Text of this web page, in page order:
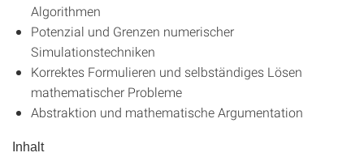
Algorithmen
Potenzial und Grenzen numerischer
Simulationstechniken
Korrektes Formulieren und selbständiges Lösen
mathematischer Probleme
Abstraktion und mathematische Argumentation
Inhalt